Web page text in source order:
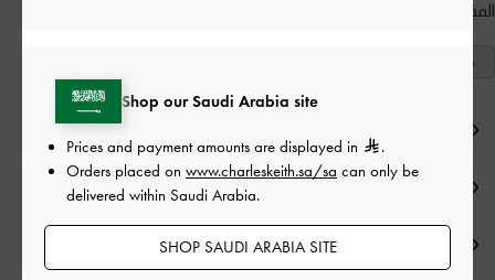
المقاس:
35
العروض الحصرية
Shop our Saudi Arabia site
Prices and payment amounts are displayed in
.
Orders placed on www.charleskeith.sa/sa can only be
delivered within Saudi Arabia.
SHOP SAUDI ARABIA SITE